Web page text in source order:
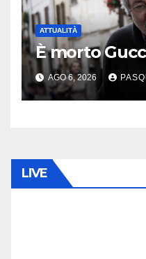
ATTUALITÀ
È morto
AGO 6, 2026
LIVE